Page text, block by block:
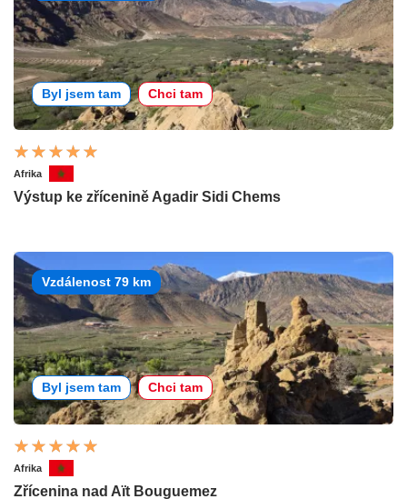
Byl jsem tam Chci tam
Afrika
Výstup ke zřícenině Agadir Sidi Chems
Vzdálenost 79 km
Byl jsem tam Chci tam
Afrika
Zřícenina nad Aït Bouguemez